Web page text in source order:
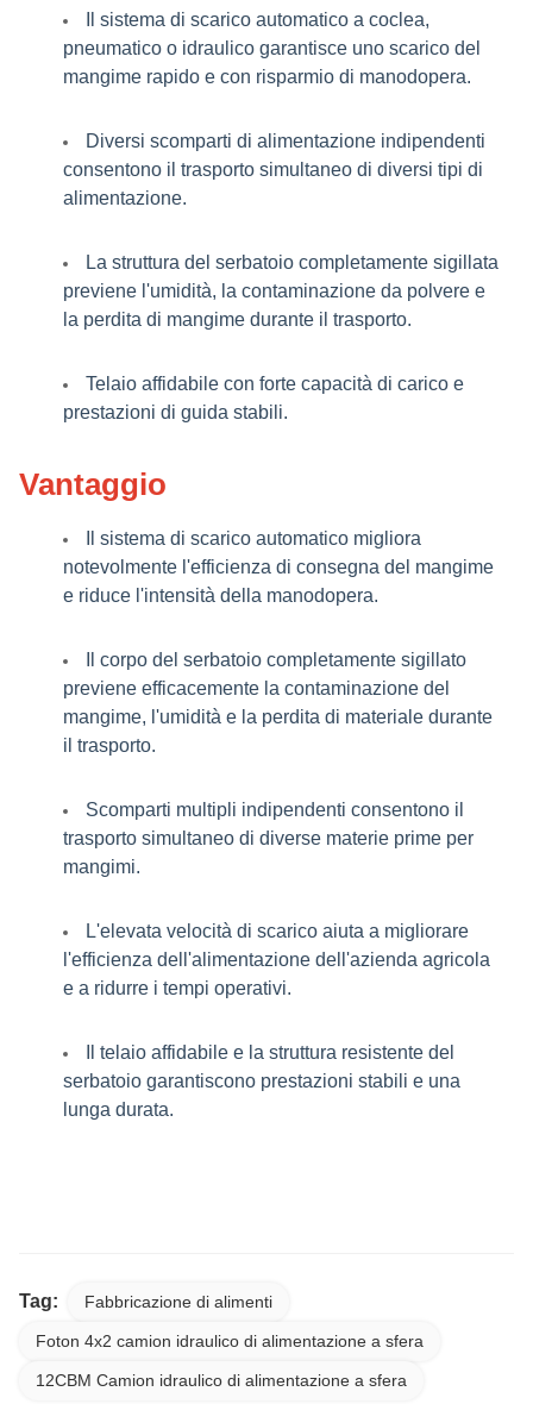
Il sistema di scarico automatico a coclea,
pneumatico o idraulico garantisce uno scarico del
mangime rapido e con risparmio di manodopera.
Diversi scomparti di alimentazione indipendenti
consentono il trasporto simultaneo di diversi tipi di
alimentazione.
La struttura del serbatoio completamente sigillata
previene l'umidità, la contaminazione da polvere e
la perdita di mangime durante il trasporto.
Telaio affidabile con forte capacità di carico e
prestazioni di guida stabili.
Vantaggio
Il sistema di scarico automatico migliora
notevolmente l'efficienza di consegna del mangime
e riduce l'intensità della manodopera.
Il corpo del serbatoio completamente sigillato
previene efficacemente la contaminazione del
mangime, l'umidità e la perdita di materiale durante
il trasporto.
Scomparti multipli indipendenti consentono il
trasporto simultaneo di diverse materie prime per
mangimi.
L'elevata velocità di scarico aiuta a migliorare
l'efficienza dell'alimentazione dell'azienda agricola
e a ridurre i tempi operativi.
Il telaio affidabile e la struttura resistente del
serbatoio garantiscono prestazioni stabili e una
lunga durata.
Tag: Fabbricazione di alimenti
Foton 4x2 camion idraulico di alimentazione a sfera
12CBM Camion idraulico di alimentazione a sfera